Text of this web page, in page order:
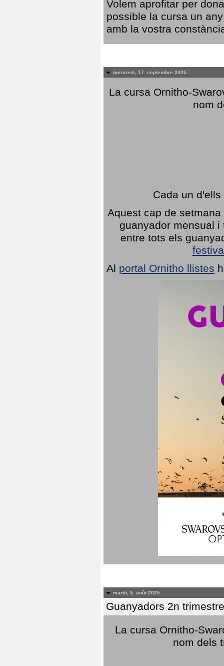
Volem aprofitar per
possible la cursa un
amb la vostra
mercredi, 17. septembre 2025
La cursa Ornitho-
nom
Cada un
Aquest cap de
guanyador mensual
entre tots els
Al portal Ornitho llistes
mardi, 5. août 2025
Guanyadors 2n
La cursa Ornitho-
nom dels